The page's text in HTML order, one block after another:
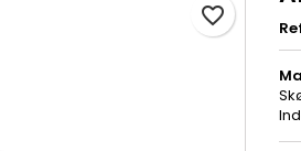
favorite_border